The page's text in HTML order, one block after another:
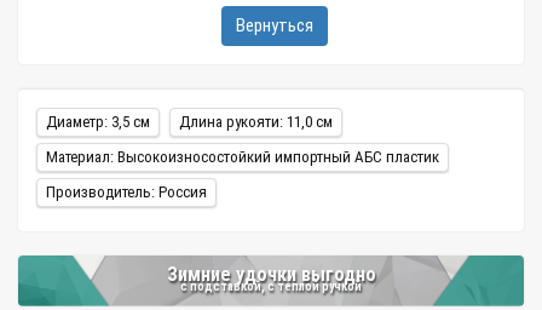
Вернуться
Диаметр: 3,5 см
Длина рукояти: 11,0 см
Материал: Высокоизносостойкий импортный АБС пластик
Производитель: Россия
Зимние удочки выгодно
с подставкой, с теплой ручкой